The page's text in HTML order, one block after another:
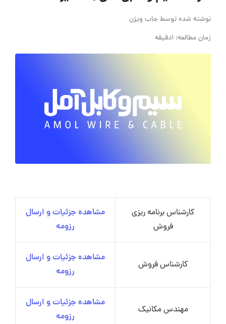
نوشته شده توسطجاب ویژن
زمان مطالعه: 1دقیقه
کارشناس برنامه ریزی
فروش
مشاهده جزئیات و ارسال
رزومه
کارشناس فروش
مشاهده جزئیات و ارسال
رزومه
مهندس مکانیک
مشاهده جزئیات و ارسال
رزومه